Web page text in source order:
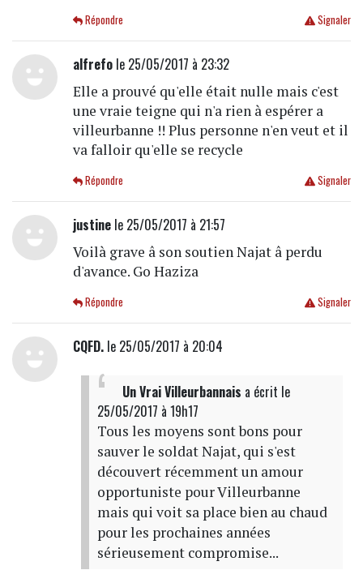
Signaler
Répondre
alfrefole 25/05/2017 à 23:32
Elle a prouvé qu'elle était nulle mais c'est
une vraie teigne qui n'a rien à espérer a
villeurbanne !! Plus personne n'en veut et il
va falloir qu'elle se recycle
Signaler
Répondre
justinele 25/05/2017 à 21:57
Voilà grave â son soutien Najat â perdu
d'avance. Go Haziza
Signaler
Répondre
CQFD.le 25/05/2017 à 20:04
Un Vrai Villeurbannais a écrit le
25/05/2017 à 19h17
Tous les moyens sont bons pour
sauver le soldat Najat, qui s'est
découvert récemment un amour
opportuniste pour Villeurbanne
mais qui voit sa place bien au chaud
pour les prochaines années
sérieusement compromise...